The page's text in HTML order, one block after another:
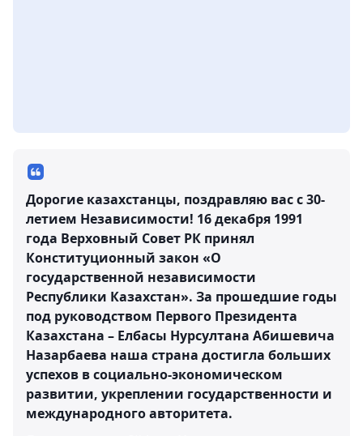
Дорогие казахстанцы, поздравляю вас с 30-
летием Независимости! 16 декабря 1991
года Верховный Совет РК принял
Конституционный закон «О
государственной независимости
Республики Казахстан». За прошедшие годы
под руководством Первого Президента
Казахстана – Елбасы Нурсултана Абишевича
Назарбаева наша страна достигла больших
успехов в социально-экономическом
развитии, укреплении государственности и
международного авторитета.